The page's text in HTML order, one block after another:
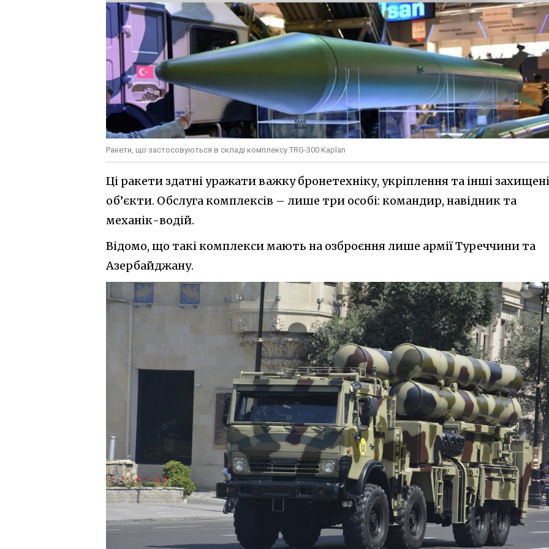
Ракети, що застосовуються в складі комплексу TRG-300 Kaplan
Ці ракети здатні уражати важку бронетехніку, укріплення та інші захищені
об’єкти. Обслуга комплексів – лише три особі: командир, навідник та
механік-водій.
Відомо, що такі комплекси мають на озброєння лише армії Туреччини та
Азербайджану.